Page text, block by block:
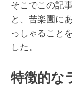
そこでこの記
と、苦楽園に
っしゃること
した。
特徴的な